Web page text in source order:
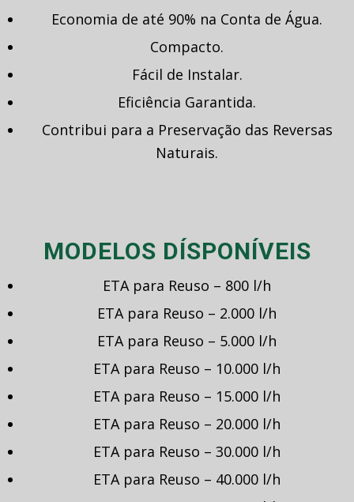
Economia de até 90% na Conta de Água.
Compacto.
Fácil de Instalar.
Eficiência Garantida.
Contribui para a Preservação das Reversas
Naturais.
MODELOS DÍSPONÍVEIS
ETA para Reuso – 800 l/h
ETA para Reuso – 2.000 l/h
ETA para Reuso – 5.000 l/h
ETA para Reuso – 10.000 l/h
ETA para Reuso – 15.000 l/h
ETA para Reuso – 20.000 l/h
ETA para Reuso – 30.000 l/h
ETA para Reuso – 40.000 l/h